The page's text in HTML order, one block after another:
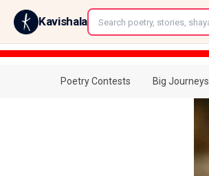
Kavishala
Poetry Contests Big Journeys